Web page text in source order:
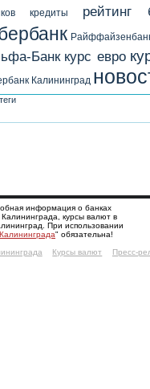
кредиты рейтинг
Банк курс евро
Калининград
информация о банках
курсы валют в
При использовании
" обязательна!
Курсы валют Пресс-